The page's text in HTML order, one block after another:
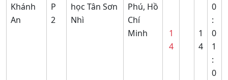
Khánh
An
P
2
học Tân Sơn
Nhì
Phú, Hồ
Chí
Minh
1
4
1
4
0
:
0
1
:
0